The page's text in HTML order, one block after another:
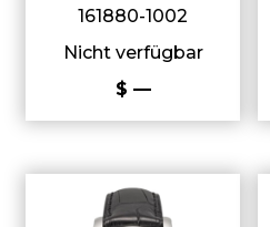
161880-1002
Nicht verfügbar
$ —